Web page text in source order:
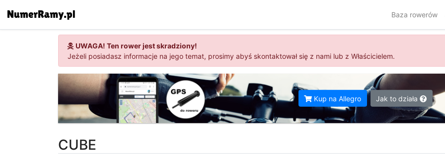
Baza rowerów
UWAGA! Ten rower jest skradziony!
Jeżeli posiadasz informacje na jego temat, prosimy abyś skontaktował się z nami lub z Właścicielem.
Kup na Allegro Jak to działa
CUBE